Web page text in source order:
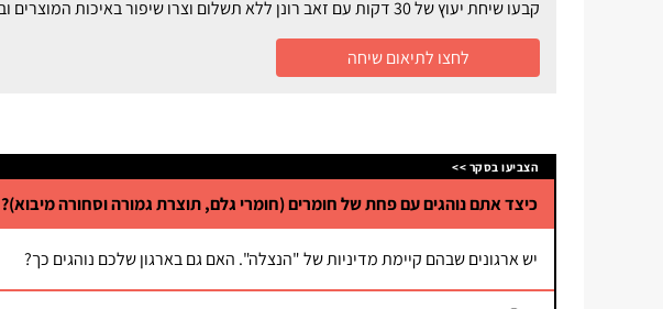
קבעו שיחת יעוץ של 30 דקות עם זאב רונן ללא תשלום וצרו שיפור באיכות המוצרים ובשורת הרווח
לחצו לתיאום שיחה
הצביעו בסקר >>
כיצד אתם נוהגים עם פחת של חומרים (חומרי גלם, תוצרת גמורה וסחורה מיבוא)?
יש ארגונים שבהם קיימת מדיניות של "הנצלה". האם גם בארגון שלכם נוהגים כך?